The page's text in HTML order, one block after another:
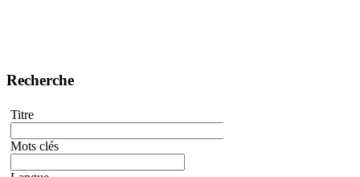
Recherche
Titre
Mots clés